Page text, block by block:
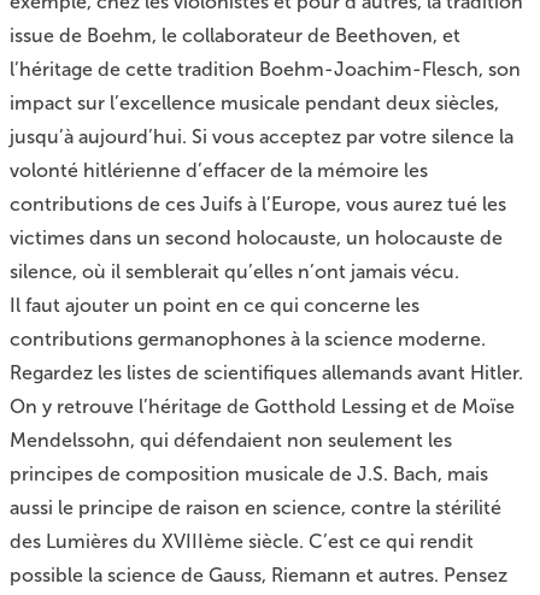
issue de Boehm, le collaborateur de Beethoven, et
l’héritage de cette tradition Boehm-Joachim-Flesch, son
impact sur l’excellence musicale pendant deux siècles,
jusqu’à aujourd’hui. Si vous acceptez par votre silence la
volonté hitlérienne d’effacer de la mémoire les
contributions de ces Juifs à l’Europe, vous aurez tué les
victimes dans un second holocauste, un holocauste de
silence, où il semblerait qu’elles n’ont jamais vécu.
Il faut ajouter un point en ce qui concerne les
contributions germanophones à la science moderne.
Regardez les listes de scientifiques allemands avant Hitler.
On y retrouve l’héritage de Gotthold Lessing et de Moïse
Mendelssohn, qui défendaient non seulement les
principes de composition musicale de J.S. Bach, mais
aussi le principe de raison en science, contre la stérilité
des Lumières du XVIIIème siècle. C’est ce qui rendit
possible la science de Gauss, Riemann et autres. Pensez